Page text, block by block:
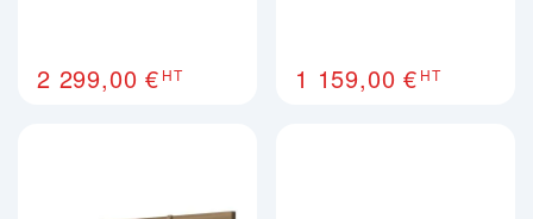
2 299,00 € HT 1 159,00 € HT